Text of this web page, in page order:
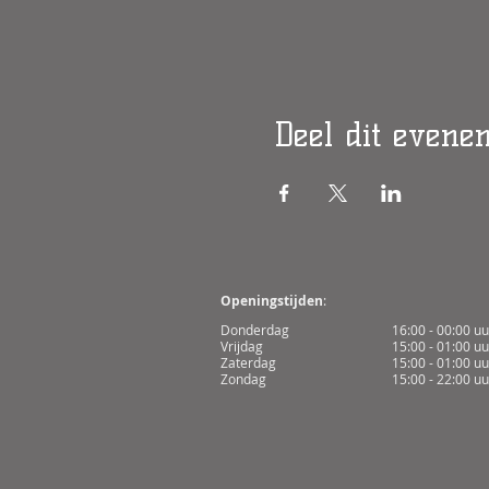
Deel dit
Openingstijden:
Donderdag
Vrijdag
Zaterdag
Zondag
16:00 - 00:00
15:00 - 01:00
15:00 - 01:00
15:00 - 22:00